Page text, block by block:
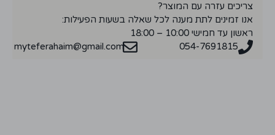
צריכים עזרה עם המוצר?
אנו זמינים לתת מענה לכל שאלה בשעות הפעילות:
ראשון עד חמישי 10:00 – 18:00
054-7691815
myteferahaim@gmail.com